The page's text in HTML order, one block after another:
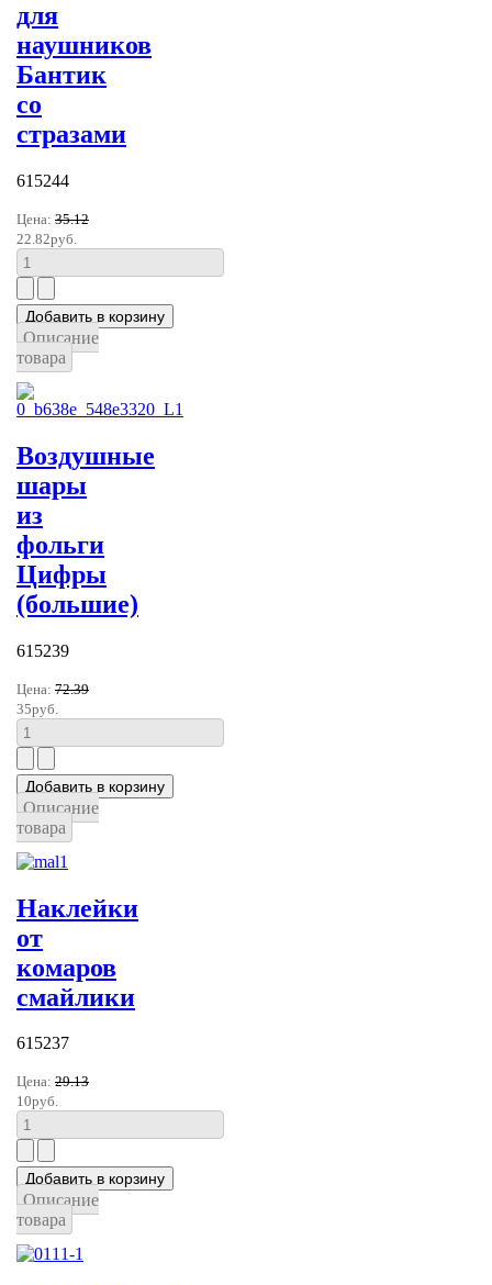
для
наушников
Бантик
со
стразами
615244
Цена: 35.12
22.82руб.
Описание
товара
Воздушные
шары
из
фольги
Цифры
(большие)
615239
Цена: 72.39
35руб.
Описание
товара
Наклейки
от
комаров
смайлики
615237
Цена: 29.13
10руб.
Описание
товара